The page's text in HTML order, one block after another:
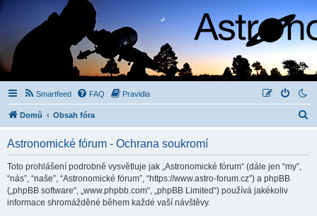
Smartfeed FAQ Pravidla
Domů Obsah fóra
Astronomické fórum - Ochrana soukromí
Toto prohlášení podrobně vysvětluje jak „Astronomické fórum“ (dále jen “my”,
“nás”, “naše”, “Astronomické fórum”, “https://www.astro-forum.cz”) a phpBB
(„phpBB software“, „www.phpbb.com“, „phpBB Limited“) používá jakékoliv
informace shromážděné během každé vaší návštěvy.